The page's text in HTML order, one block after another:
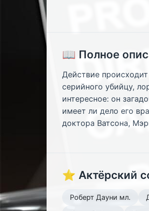
📖 Полное
Действие
серийного убийцу,
интересное: он
имеет ли дело его
доктора Ватсона,
⭐ Актёрский
Роберт Дауни мл.